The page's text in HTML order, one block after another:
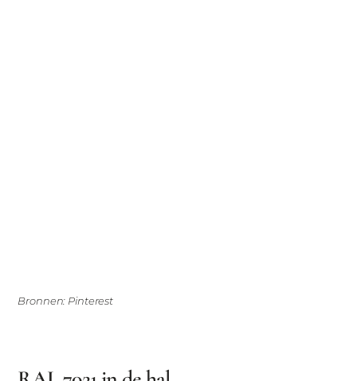
Bronnen: Pinterest